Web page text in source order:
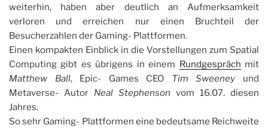
weiterhin, haben aber deutlich an Aufmerksamkeit
verloren und erreichen nur einen Bruchteil der
Besucherzahlen der Gaming- Plattformen.
Einen kompakten Einblick in die Vorstellungen zum Spatial
Computing gibt es übrigens in einem Rundgespräch mit
Matthew Ball, Epic- Games CEO Tim Sweeney und
Metaverse- Autor Neal Stephenson vom 16.07. diesen
Jahres.
So sehr Gaming- Plattformen eine bedeutsame Reichweite